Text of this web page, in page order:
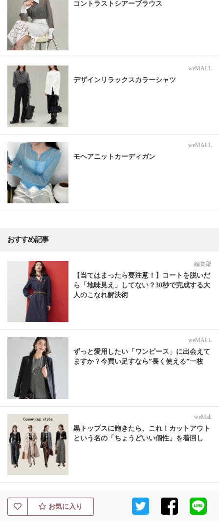
コントラストシアーブラウス
weMALL
デザインリラックスカラーシャツ
weMALL
モヘアニットカーディガン
おすすめ記事
編集部
【当てはまったら要注意！】コートを脱いだ
ら「地味見え」してない？30秒で完成する大
人のこなれ解決術
weMALL
ずっと愛用したい「ワンピース」に出会えて
ますか？今買い足すなら”長く使える”一枚
weMall
黒トップスに飽きたら、これ！カットアウト
という名の「ちょうどいい個性」を着回し
お気に入り